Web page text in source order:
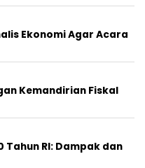
Ekonomi Agar Acara
Kemandirian Fiskal
Tahun RI: Dampak dan